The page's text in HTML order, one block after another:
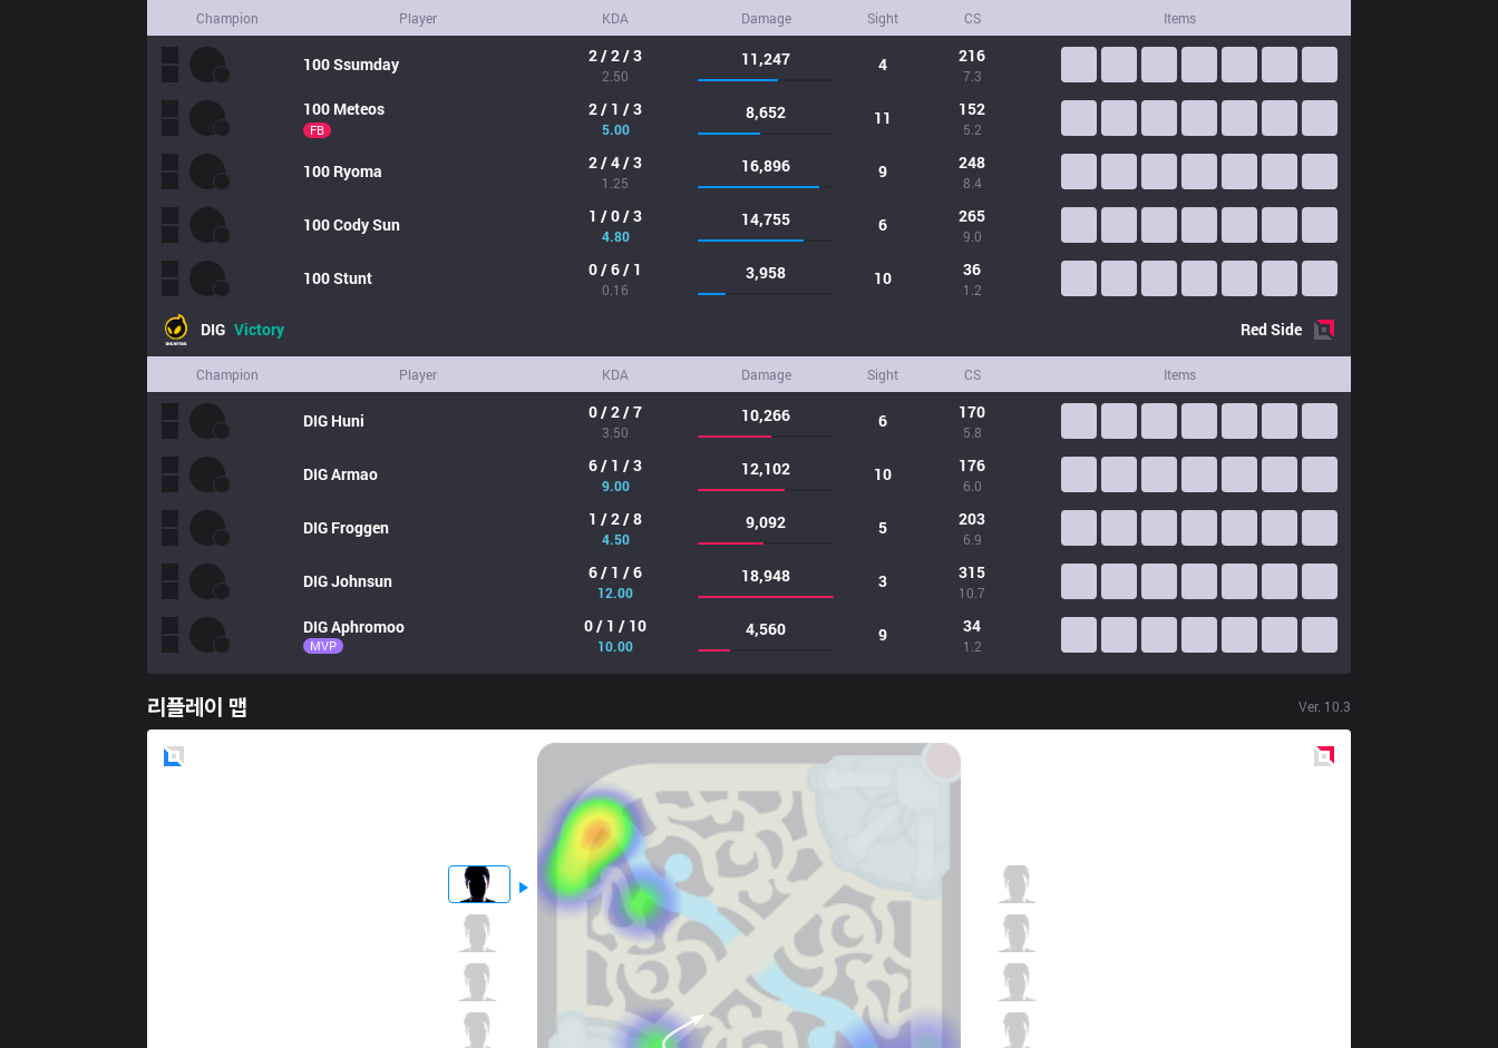
Champion Player KDA Damage Sight CS Items
100Ssumday 2 / 2 / 3
2.50
11,247 4 216
7.3
100 Meteos
FB
2 / 1 / 3
5.00
8,652 11 152
5.2
100 Ryoma 2 / 4 / 3
1.25
16,896 9 248
8.4
100Cody Sun 1 / 0 / 3
4.80
14,755 6 265
9.0
100Stunt 0 / 6 / 1
0.16
3,958 10 36
1.2
DIG Victory RedSide
Champion Player KDA Damage Sight CS Items
DIG Huni 0 / 2 / 7
3.50
10,266 6 170
5.8
DIGArmao 6 / 1 / 3
9.00
12,102 10 176
6.0
DIG Froggen 1 / 2 / 8
4.50
9,092 5 203
6.9
DIGJohnsun 6 / 1 / 6
12.00
18,948 3 315
10.7
DIGAphromoo
MVP
0 / 1 / 10
10.00
4,560 9 34
1.2
리플레이 맵 Ver. 10.3